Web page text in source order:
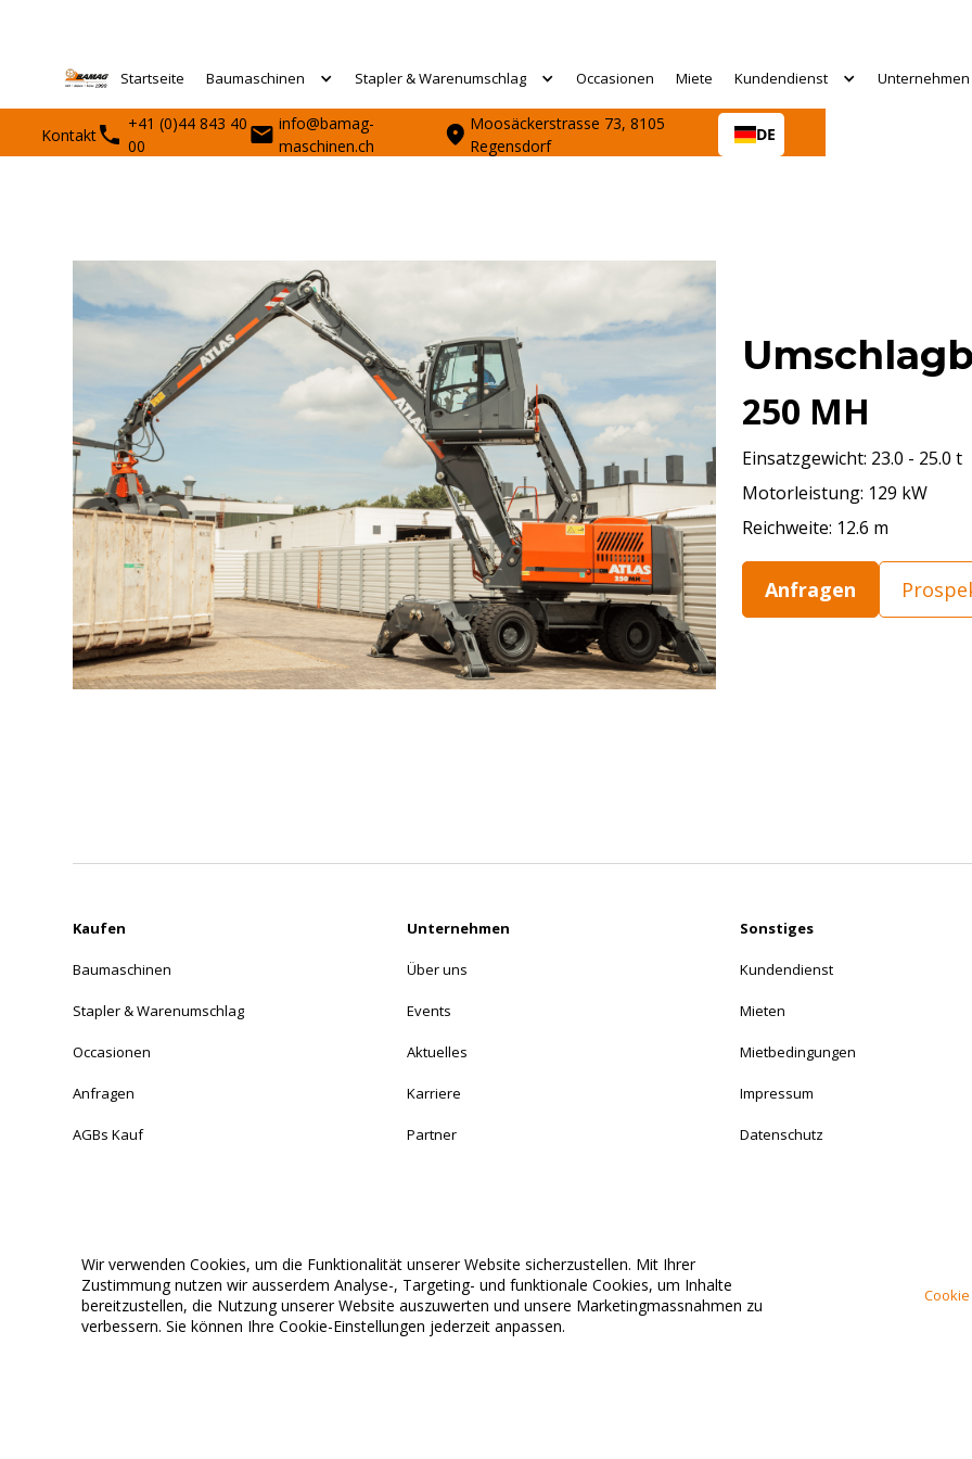
Kontakt
+41 (0)44 843 40
00
info@bamag-
maschinen.ch
Moosäckerstrasse 73, 8105
Regensdorf
DE
Startseite Baumaschinen Stapler & Warenumschlag Occasionen Miete Kundendienst Unternehmen
250 MH
Einsatzgewicht: 23.0 - 25.0 t
Motorleistung: 129 kW
Reichweite: 12.6 m
Anfragen
Kaufen
Baumaschinen
Stapler & Warenumschlag
Occasionen
Anfragen
AGBs Kauf
Unternehmen
Über uns
Events
Aktuelles
Karriere
Partner
Sonstiges
Kundendienst
Mieten
Mietbedingungen
Impressum
Datenschutz
© 2024 Bamag. All rights reserved.
Konzept & Entwicklung von Suissma Digitalisierungs AG.
Stets für Sie erreichbar.
Wir verwenden Cookies, um die Funktionalität unserer Website sicherzustellen. Mit Ihrer
Zustimmung nutzen wir ausserdem Analyse-, Targeting- und funktionale Cookies, um Inhalte
bereitzustellen, die Nutzung unserer Website auszuwerten und unsere Marketingmassnahmen zu
verbessern. Sie können Ihre Cookie-Einstellungen jederzeit anpassen.